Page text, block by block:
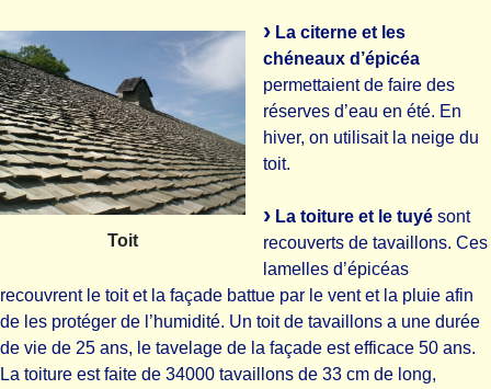
Toit
La citerne et les
chéneaux d’épicéa
permettaient de faire des
réserves d’eau en été. En
hiver, on utilisait la neige du
toit.
La toiture et le tuyé sont
recouverts de tavaillons. Ces
lamelles d’épicéas
recouvrent le toit et la façade battue par le vent et la pluie afin
de les protéger de l’humidité. Un toit de tavaillons a une durée
de vie de 25 ans, le tavelage de la façade est efficace 50 ans.
La toiture est faite de 34000 tavaillons de 33 cm de long,